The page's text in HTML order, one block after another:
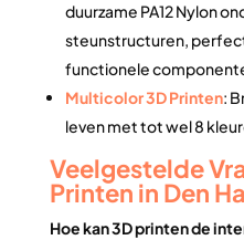
duurzame PA12 Nylon
steunstructuren,
functionele
Multicolor 3D Printen:
leven met tot wel 8
Veelgestelde
Printen in Den
Hoe kan 3D printen de